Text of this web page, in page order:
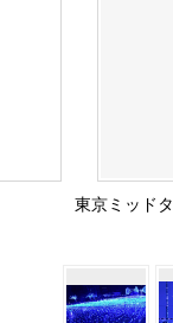
東京ミッド